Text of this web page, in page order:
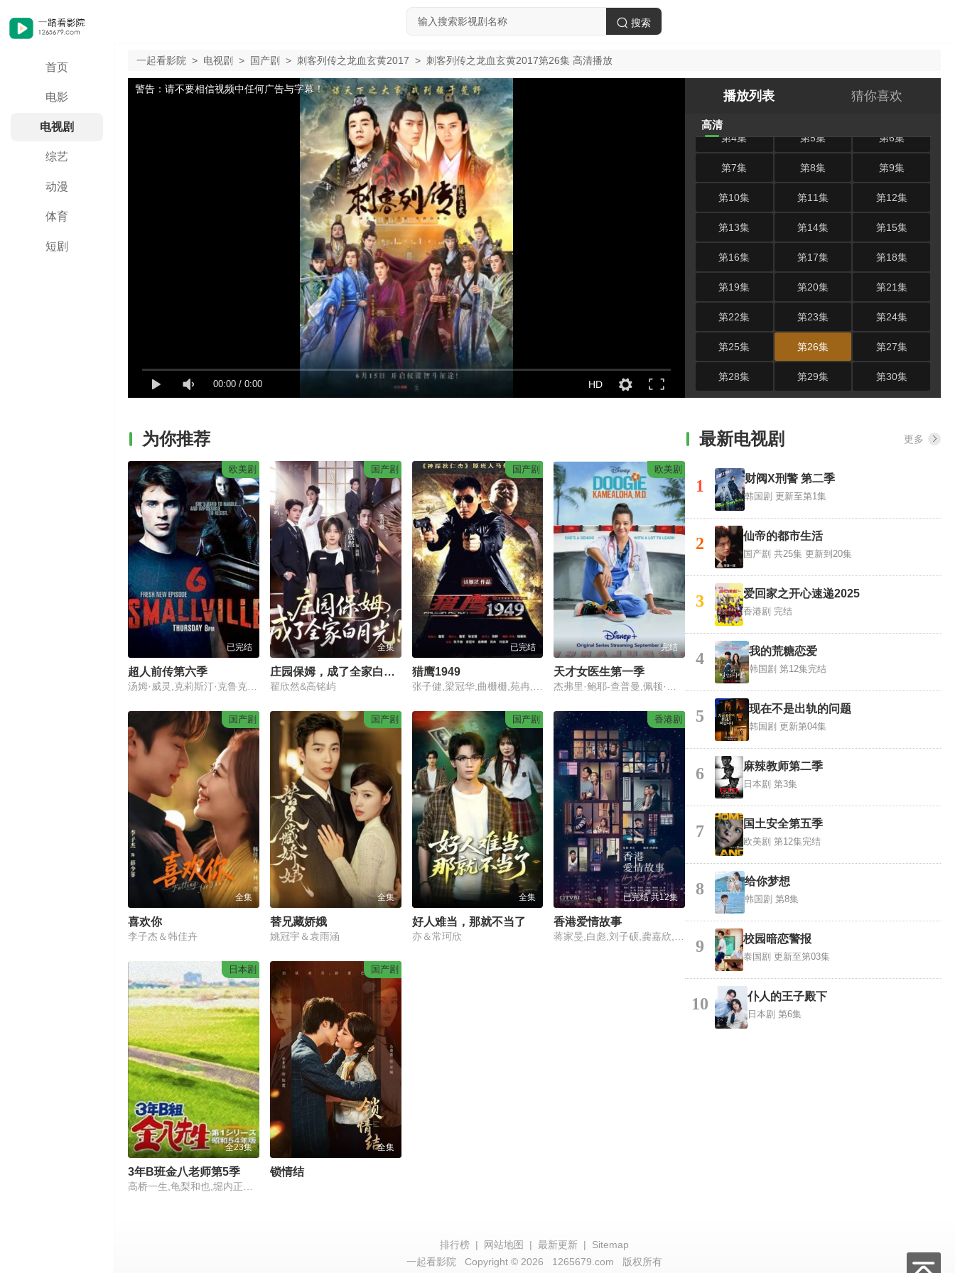
首页
电影
电视剧
综艺
动漫
体育
短剧
搜索
一起看影院 > 电视剧 > 国产剧 > 刺客列传之龙血玄黄2017 > 刺客列传之龙血玄黄2017第26集 高清播放
00:00 / 0:00 HD
警告：请不要相信视频中任何广告与字幕！ 播放列表 猜你喜欢
高清
第4集 第5集 第6集
第7集 第8集 第9集
第10集 第11集 第12集
第13集 第14集 第15集
第16集 第17集 第18集
第19集 第20集 第21集
第22集 第23集 第24集
第25集 第26集 第27集
第28集 第29集 第30集
为你推荐
欧美剧
已完结
超人前传第六季
国产剧
全集
庄园保姆，成了全家白月光!
翟欣然&高铭屿
国产剧
已完结
猎鹰1949
欧美剧
完结
天才女医生第一季
国产剧
全集
喜欢你
李子杰＆韩佳卉
国产剧
全集
替兄藏娇娥
姚冠宇＆袁雨涵
国产剧
全集
好人难当，那就不当了
亦＆常珂欣
香港剧
已完结 共12集
香港爱情故事
蒋家旻,白彪,刘子硕,龚嘉欣,利颖怡,郑诗君,罗天宇,许思敏,唐嘉麟,丁乐锶,曾慧云,石修,秦启维,黄子恒,莫伟文,林景程,区轩玮,彭翔翎,魏惠文,钟雪莹,吴珮如,尹诗沛,苏丽明,区霭玲,王敏奕,袁镇业,周丽欣,谢东闵,糖妹,蔡国庆,沈可欣,黄梓玮,冯素波,梁证嘉,麦皓儿,曾健明,杨证桦,游莨维,王宜华,龚慈恩,崔锦棠,徐玟晴,祝文君,庄思敏,黄嘉乐,曾淑雅,莫家淦,张诗欣,叶童,刘温馨,游嘉欣,陈贝儿
日本剧
全23集
3年B班金八老师第5季
高桥一生,龟梨和也,堀内正美,金田明夫,风间俊介,星野真里,倍赏美津子,武田铁矢,平野良
国产剧
全集
锁情结
最新电视剧 更多
1 财阀X刑警 第二季
韩国剧 更新至第1集
2 仙帝的都市生活
国产剧 共25集 更新到20集
3 爱回家之开心速递2025
香港剧 完结
4 我的荒糖恋爱
韩国剧 第12集完结
5 现在不是出轨的问题
韩国剧 更新第04集
6 麻辣教师第二季
日本剧 第3集
7 国土安全第五季
欧美剧 第12集完结
8 给你梦想
韩国剧 第8集
9 校园暗恋警报
泰国剧 更新至第03集
10 仆人的王子殿下
日本剧 第6集
排行榜 | 网站地图 | 最新更新 |
Sitemap
一起看影院
Copyright © 2026 1265679.com 版权所有